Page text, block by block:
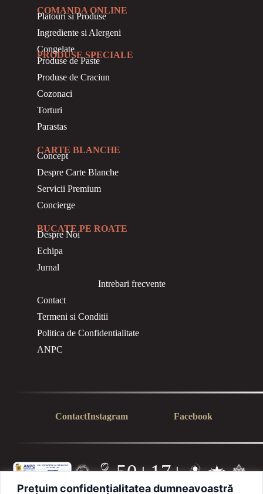
Prețuim confidențialitatea dumneavoastră
COMANDA ONLINE
Platouri si Produse
Ingrediente si Alergeni
Congelate
PRODUSE SPECIALE
Produse de Paste
Produse de Craciun
Cozonaci
Torturi
Parastas
CARTE BLANCHE
Concept
Despre Carte Blanche
Servicii Premium
Concierge
BUCATE PE ROATE
Despre Noi
Echipa
Jurnal
Intrebari frecvente
Contact
Termeni si Conditii
Politica de Confidentialitate
ANPC
ContactInstagram Facebook
50+
PROFE
17+
ANI DE